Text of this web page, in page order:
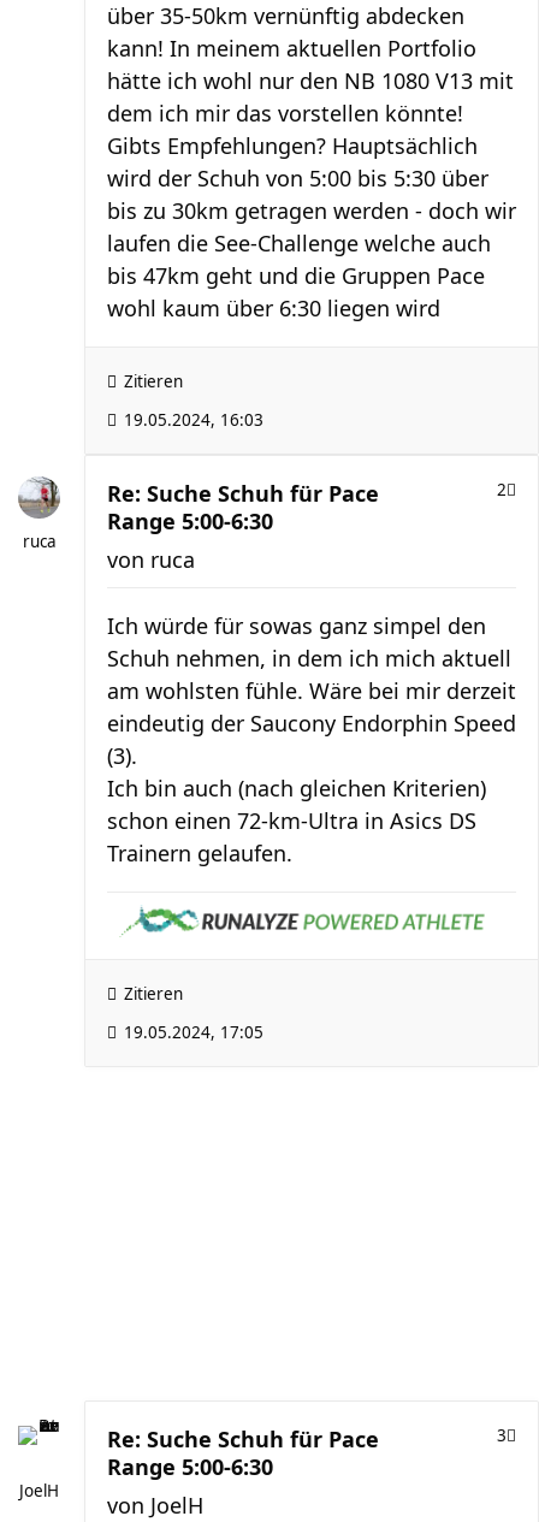
über 35-50km vernünftig abdecken
kann! In meinem aktuellen Portfolio
hätte ich wohl nur den NB 1080 V13 mit
dem ich mir das vorstellen könnte!
Gibts Empfehlungen? Hauptsächlich
wird der Schuh von 5:00 bis 5:30 über
bis zu 30km getragen werden - doch wir
laufen die See-Challenge welche auch
bis 47km geht und die Gruppen Pace
wohl kaum über 6:30 liegen wird
Zitieren
19.05.2024, 16:03
ruca
Re: Suche Schuh für Pace
Range 5:00-6:30
2
von ruca
Ich würde für sowas ganz simpel den
Schuh nehmen, in dem ich mich aktuell
am wohlsten fühle. Wäre bei mir derzeit
eindeutig der Saucony Endorphin Speed
(3).
Ich bin auch (nach gleichen Kriterien)
schon einen 72-km-Ultra in Asics DS
Trainern gelaufen.
Zitieren
19.05.2024, 17:05
JoelH
Re: Suche Schuh für Pace
Range 5:00-6:30
3
von JoelH